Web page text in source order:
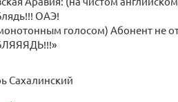
ОАЭ!
голосом) Абонент не
Сахалинский